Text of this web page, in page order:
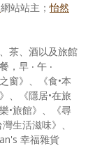
網站站主；怡然
茶、酒以及旅館
，早 ‧ 午 ‧
窗》、《食•本
、《隱居•在旅
•旅館》、《尋
生活滋味》、
幸福雜貨